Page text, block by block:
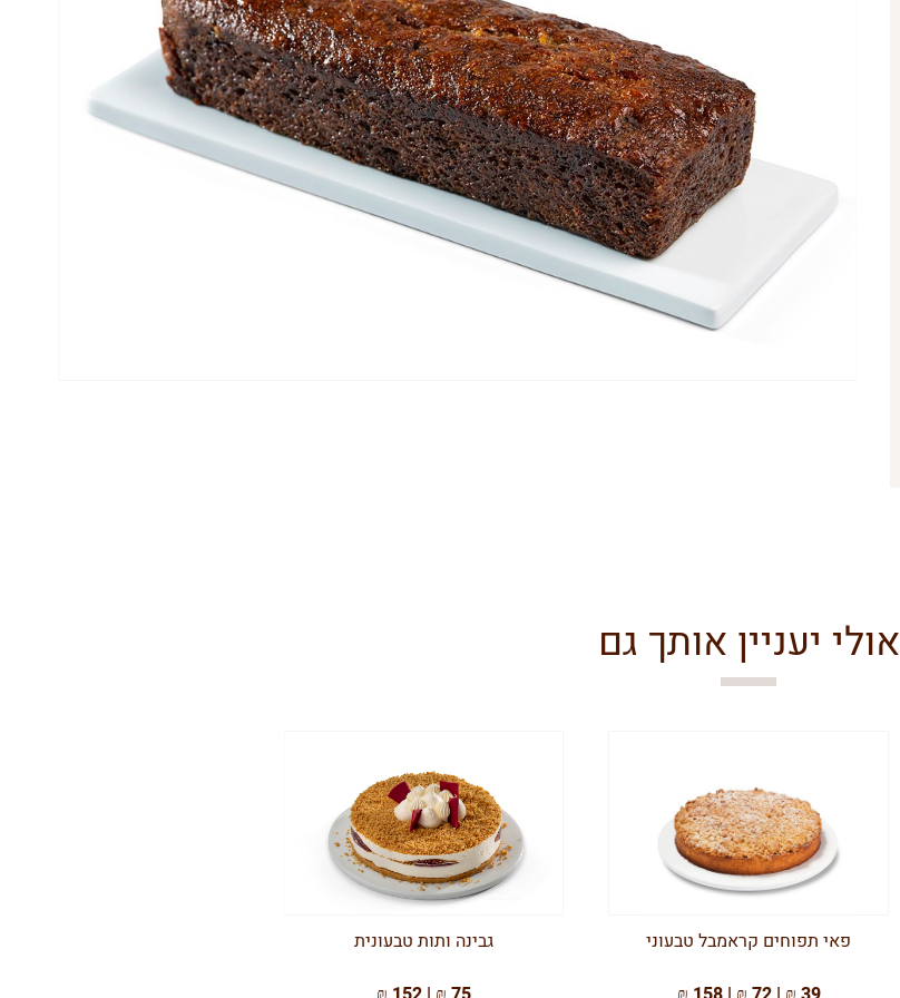
אולי יעניין אותך גם
פאי תפוחים קראמבל טבעוני
גבינה ותות טבעונית